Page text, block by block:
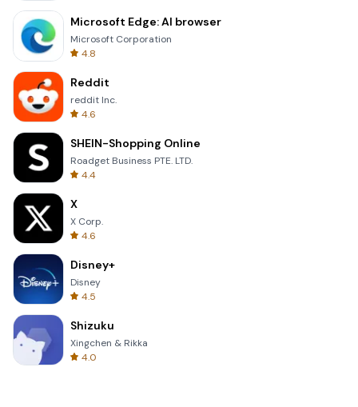
Microsoft Edge: AI browser
Microsoft Corporation
4.8
Reddit
reddit Inc.
4.6
SHEIN-Shopping Online
Roadget Business PTE. LTD.
4.4
X
X Corp.
4.6
Disney+
Disney
4.5
Shizuku
Xingchen & Rikka
4.0